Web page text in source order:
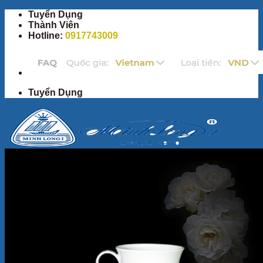
qua
Tuyển Dụng
Thành Viên
Hotline: 0917743009
Tuyển Dụng
Bộ ấm chén
Bộ đồ ăn